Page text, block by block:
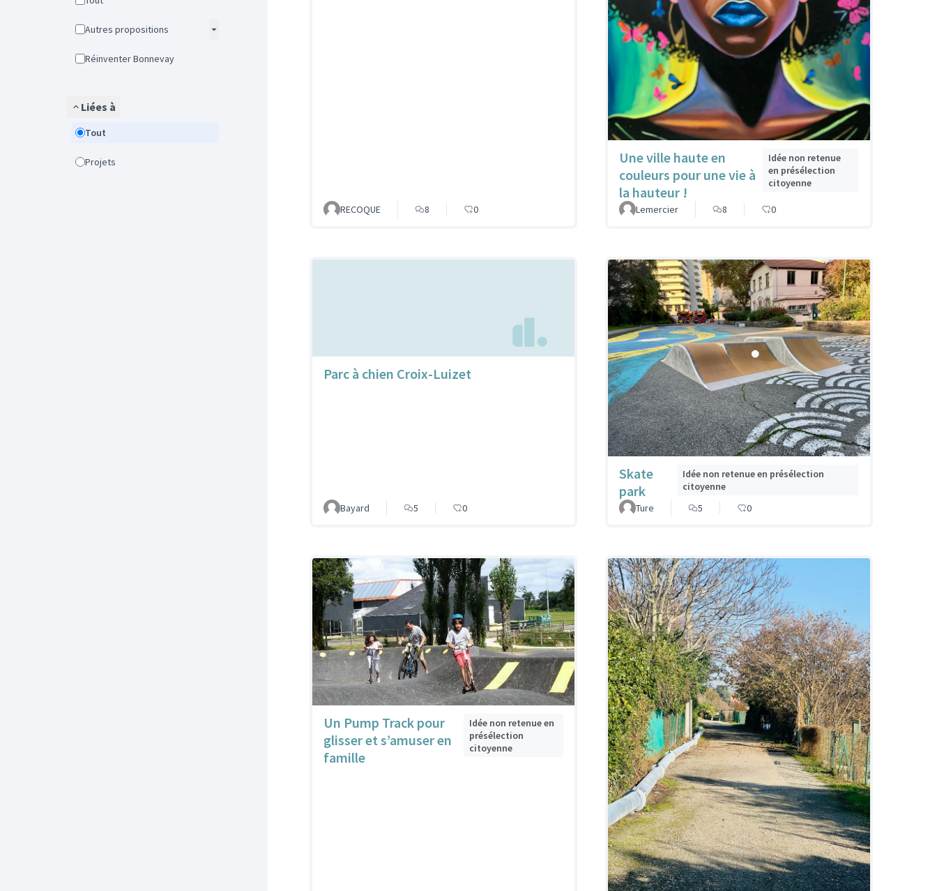
Autres propositions
Réinventer Bonnevay
Liées à
Tout
Projets
RECOQUE 8 0
Une ville haute en
couleurs pour une vie à
la hauteur !
Idée non retenue
en présélection
citoyenne
Lemercier 8 0
Parc à chien Croix-Luizet
Bayard 5 0
Skate
park
Idée non retenue en présélection
citoyenne
Ture
5 0
Un Pump Track pour
glisser et s’amuser en
famille
Idée non retenue en
présélection
citoyenne